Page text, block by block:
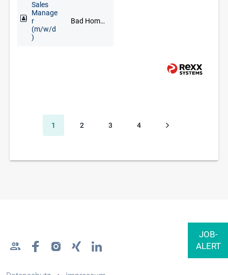
Sales
Manage
r
(m/w/d
)
Bad Homburg, Darmstadt, Frankfurt am Main, Hanau, Limburg an der Lahn, Mainz, Neu-Isenburg, Offenbach am Main, Rüsselsheim, Wiesbaden
1 2 3 4